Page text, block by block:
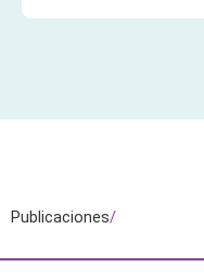
Publicaciones/